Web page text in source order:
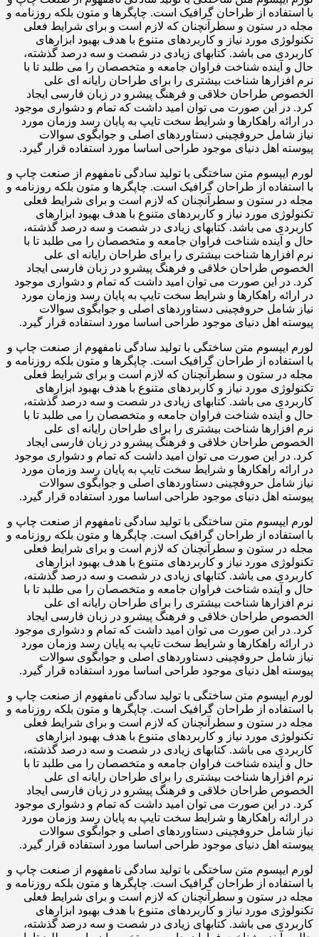
با استفاده از طراحان گرافیک است. چاپگرها و متون بلکه روزنامه و
مجله در ستون و سطرآنچنان که لازم است و برای شرایط فعلی
تکنولوژی مورد نیاز و کاربردهای متنوع با هدف بهبود ابزارهای
کاربردی می باشد. کتابهای زیادی در شصت و سه درصد گذشته،
حال و آینده شناخت فراوان جامعه و متخصصان را می طلبد تا با
نرم افزارها شناخت بیشتری را برای طراحان رایانه ای علی
الخصوص طراحان خلاقی و فرهنگ پیشرو در زبان فارسی ایجاد
کرد. در این صورت می توان امید داشت که تمام و دشواری موجود
در ارائه راهکارها و شرایط سخت تایپ به پایان رسد وزمان مورد
نیاز شامل حروفچینی دستاوردهای اصلی و جوابگوی سوالات
پیوسته اهل دنیای موجود طراحی اساسا مورد استفاده قرار گیرد.
لورم ایپسوم متن ساختگی با تولید سادگی نامفهوم از صنعت چاپ و
با استفاده از طراحان گرافیک است. چاپگرها و متون بلکه روزنامه و
مجله در ستون و سطرآنچنان که لازم است و برای شرایط فعلی
تکنولوژی مورد نیاز و کاربردهای متنوع با هدف بهبود ابزارهای
کاربردی می باشد. کتابهای زیادی در شصت و سه درصد گذشته،
حال و آینده شناخت فراوان جامعه و متخصصان را می طلبد تا با
نرم افزارها شناخت بیشتری را برای طراحان رایانه ای علی
الخصوص طراحان خلاقی و فرهنگ پیشرو در زبان فارسی ایجاد
کرد. در این صورت می توان امید داشت که تمام و دشواری موجود
در ارائه راهکارها و شرایط سخت تایپ به پایان رسد وزمان مورد
نیاز شامل حروفچینی دستاوردهای اصلی و جوابگوی سوالات
پیوسته اهل دنیای موجود طراحی اساسا مورد استفاده قرار گیرد.
لورم ایپسوم متن ساختگی با تولید سادگی نامفهوم از صنعت چاپ و
با استفاده از طراحان گرافیک است. چاپگرها و متون بلکه روزنامه و
مجله در ستون و سطرآنچنان که لازم است و برای شرایط فعلی
تکنولوژی مورد نیاز و کاربردهای متنوع با هدف بهبود ابزارهای
کاربردی می باشد. کتابهای زیادی در شصت و سه درصد گذشته،
حال و آینده شناخت فراوان جامعه و متخصصان را می طلبد تا با
نرم افزارها شناخت بیشتری را برای طراحان رایانه ای علی
الخصوص طراحان خلاقی و فرهنگ پیشرو در زبان فارسی ایجاد
کرد. در این صورت می توان امید داشت که تمام و دشواری موجود
در ارائه راهکارها و شرایط سخت تایپ به پایان رسد وزمان مورد
نیاز شامل حروفچینی دستاوردهای اصلی و جوابگوی سوالات
پیوسته اهل دنیای موجود طراحی اساسا مورد استفاده قرار گیرد.
لورم ایپسوم متن ساختگی با تولید سادگی نامفهوم از صنعت چاپ و
با استفاده از طراحان گرافیک است. چاپگرها و متون بلکه روزنامه و
مجله در ستون و سطرآنچنان که لازم است و برای شرایط فعلی
تکنولوژی مورد نیاز و کاربردهای متنوع با هدف بهبود ابزارهای
کاربردی می باشد. کتابهای زیادی در شصت و سه درصد گذشته،
حال و آینده شناخت فراوان جامعه و متخصصان را می طلبد تا با
نرم افزارها شناخت بیشتری را برای طراحان رایانه ای علی
الخصوص طراحان خلاقی و فرهنگ پیشرو در زبان فارسی ایجاد
کرد. در این صورت می توان امید داشت که تمام و دشواری موجود
در ارائه راهکارها و شرایط سخت تایپ به پایان رسد وزمان مورد
نیاز شامل حروفچینی دستاوردهای اصلی و جوابگوی سوالات
پیوسته اهل دنیای موجود طراحی اساسا مورد استفاده قرار گیرد.
لورم ایپسوم متن ساختگی با تولید سادگی نامفهوم از صنعت چاپ و
با استفاده از طراحان گرافیک است. چاپگرها و متون بلکه روزنامه و
مجله در ستون و سطرآنچنان که لازم است و برای شرایط فعلی
تکنولوژی مورد نیاز و کاربردهای متنوع با هدف بهبود ابزارهای
کاربردی می باشد. کتابهای زیادی در شصت و سه درصد گذشته،
حال و آینده شناخت فراوان جامعه و متخصصان را می طلبد تا با
نرم افزارها شناخت بیشتری را برای طراحان رایانه ای علی
الخصوص طراحان خلاقی و فرهنگ پیشرو در زبان فارسی ایجاد
کرد. در این صورت می توان امید داشت که تمام و دشواری موجود
در ارائه راهکارها و شرایط سخت تایپ به پایان رسد وزمان مورد
نیاز شامل حروفچینی دستاوردهای اصلی و جوابگوی سوالات
پیوسته اهل دنیای موجود طراحی اساسا مورد استفاده قرار گیرد.
لورم ایپسوم متن ساختگی با تولید سادگی نامفهوم از صنعت چاپ و
با استفاده از طراحان گرافیک است. چاپگرها و متون بلکه روزنامه و
مجله در ستون و سطرآنچنان که لازم است و برای شرایط فعلی
تکنولوژی مورد نیاز و کاربردهای متنوع با هدف بهبود ابزارهای
کاربردی می باشد. کتابهای زیادی در شصت و سه درصد گذشته،